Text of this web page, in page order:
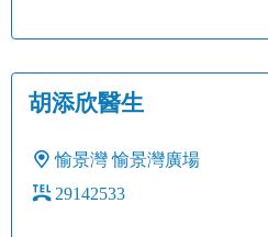
胡添欣醫生
愉景灣 愉景灣廣場
29142533